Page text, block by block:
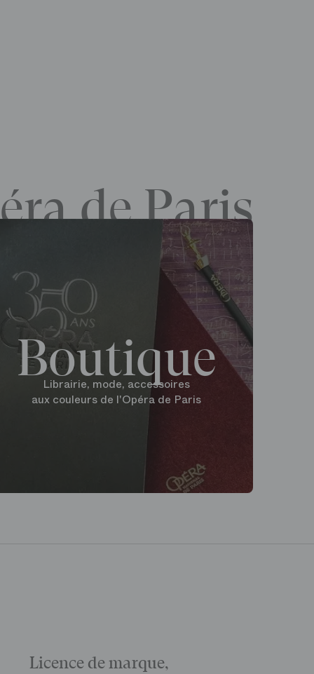
de Paris
Boutique
Librairie, mode, accessoires
aux couleurs de l'Opéra de Paris
Licence de marque,